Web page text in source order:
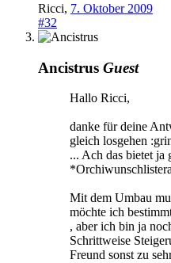
Ricci, 7. Oktober 2009
#32
Ancistrus Guest
Hallo Ricci,
danke für deine
gleich losgehen
... Ach das bietet ja
Mit dem Umbau
möchte ich
, aber ich bin ja
Schrittweise
Freund sonst zu